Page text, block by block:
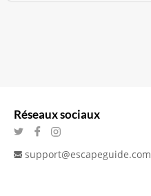
Réseaux sociaux
support@escapeguide.com